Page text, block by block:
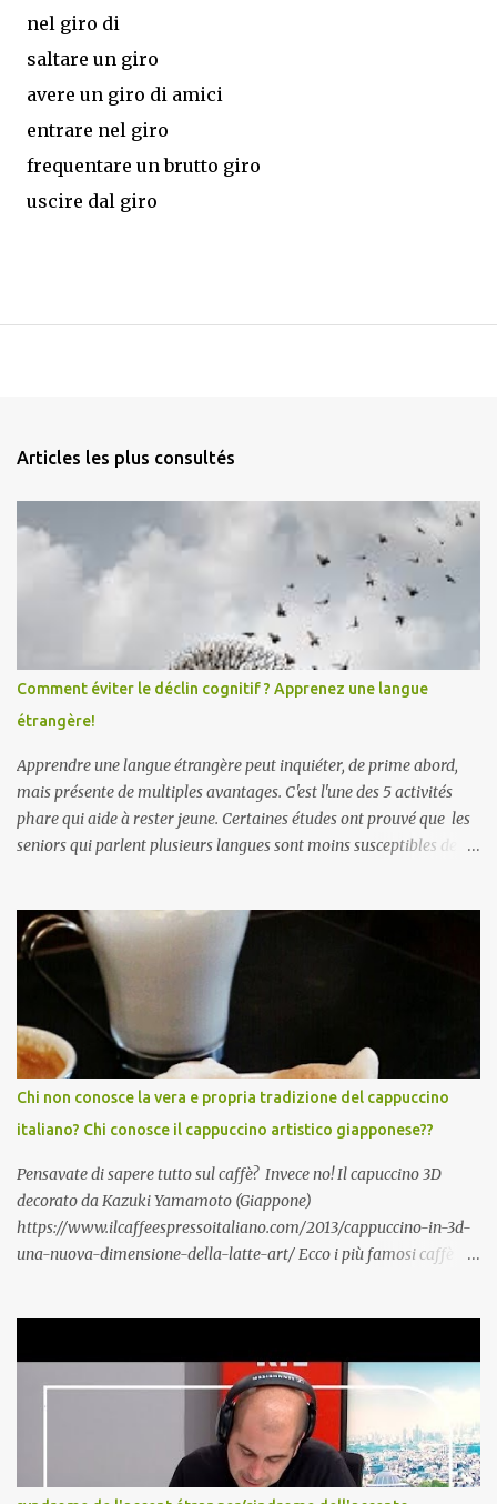
nel giro di
saltare un giro
avere un giro di amici
entrare nel giro
frequentare un brutto giro
uscire dal giro
Articles les plus consultés
Comment éviter le déclin cognitif ? Apprenez une langue
étrangère!
Apprendre une langue étrangère peut inquiéter, de prime abord,
mais présente de multiples avantages. C'est l'une des 5 activités
phare qui aide à rester jeune. Certaines études ont prouvé que les
seniors qui parlent plusieurs langues sont moins susceptibles de
également la créativité . Par ailleurs, une étude Ifop/Babbel prouve
que l’âge n’est pas une barrière pour apprendre une langue
étrangère /.../ 85 % des seniors se disent encore capables
d’apprendre une langue étrangère, 91 % d’entre eux estiment
même que c’est l’une des meilleures façons de rester alerte
mentalement./...De plus i ls disposent de certains atouts que l’on
acquiert avec les années. A lors, qu'attendez-vous pour vous y
mettre vous aussi?! Italiano, English?
https://www.silvereco.fr/lage-loin-detre-une-barriere-pour-
apprendre-une-langue-etrangere/3173411...
Chi non conosce la vera e propria tradizione del cappuccino
italiano? Chi conosce il cappuccino artistico giapponese??
Pensavate di sapere tutto sul caffè? Invece no! Il capuccino 3D
decorato da Kazuki Yamamoto (Giappone)
https://www.ilcaffeespressoitaliano.com/2013/cappuccino-in-3d-
una-nuova-dimensione-della-latte-art/ Ecco i più famosi caffè
espresso molto ridotto, talvolta fino a poche gocce soltanto. È una
bevanda tipica dell' Italia Caffè lungo è ottenuto con le macchine
espresso facendo defluire più acqua del solito Caffè macchiato si
ottiene aggiungendo al caffè una «macchia» (ovvero una piccola
quantità) di latte Caffè schiumato è un tipo di caffè macchiato in
cui il latte aggiunto è ca...